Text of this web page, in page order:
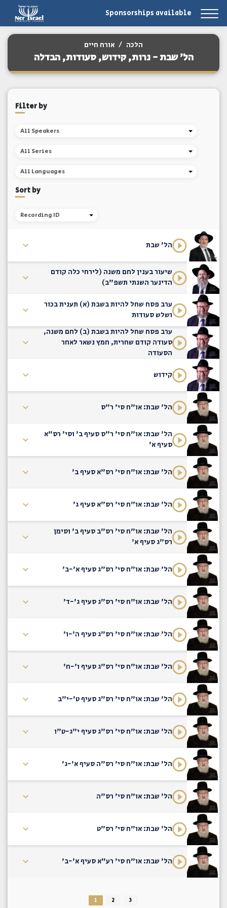
Sponsorships available
הלכה / אורח חיים
הל' שבת - נרות, קידוש, סעודות, הבדלה
Filter by
All Speakers
All Series
All Languages
Sort by
Recording ID
הל' שבת
שיעור בענין לחם משנה (לירחי כלה קודם
הדינער השנתי תשפ"ב)
ערב פסח שחל להיות בשבת (א) תענית בכור
ושלש סעודות
ערב פסח שחל להיות בשבת (ב) לחם משנה,
סעודה קודם שחרית, חמץ נשאר לאחר
הסעודה
קידוש
הל' שבת: או"ח סי' ר"ס
הל' שבת: או"ח סי' ר"ס סעיף ב' וסי' רס"א
סעיף א'
הל' שבת: או"ח סי' רס"א סעיף ב'
הל' שבת: או"ח סי' רס"א סעיף ג'
הל' שבת: או"ח סי' רס"ב סעיף ב' וסימן
רס"ג סעיף א'
הל' שבת: או"ח סי' רס"ג סעיף א'-ב'
הל' שבת: או"ח סי' רס"ג סעיף ג'-ד'
הל' שבת: או"ח סי' רס"ג סעיף ה'-ו'
הל' שבת: או"ח סי' רס"ג סעיף ו'-ח'
הל' שבת: או"ח סי' רס"ג סעיף ט'-י"ב
הל' שבת: או"ח סי' רס"ג סעיף י"ג-ט"ו
הל' שבת: או"ח סי' רס"ה סעיף א'-ג'
הל' שבת: או"ח סי' רס"ה
הל' שבת: או"ח סי' רס"ט
הל' שבת: או"ח סי' רע"א סעיף א'-ב'
1 2 3